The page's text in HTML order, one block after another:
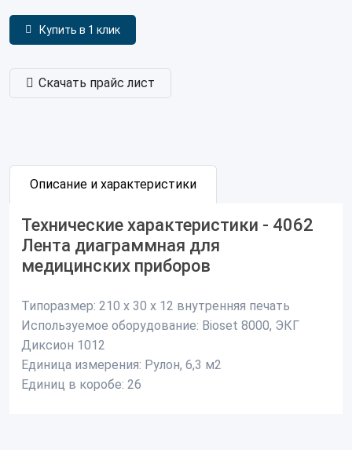
Купить в 1 клик
Скачать прайс лист
Описание и характеристики
Технические характеристики - 4062
Лента диаграммная для
медицинских приборов
Типоразмер: 210 х 30 х 12 внутренняя печать
Используемое оборудование: Bioset 8000, ЭКГ
Диксион 1012
Единица измерения: Рулон, 6,3 м2
Единиц в коробе: 26